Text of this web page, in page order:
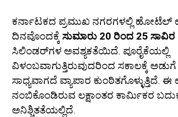
ಕರ್ನಾಟಕದ ಪ್ರಮುಖ ನಗರಗಳಲ್ಲಿ ಹೋಟೆಲ್
ದಿನವೊಂದಕ್ಕೆ ಸುಮಾರು 20 ರಿಂದ 25 ಸಾವಿರ
ಸಿಲಿಂಡರ್‌ಗಳ ಅವಶ್ಯಕತೆಯಿದೆ. ಪೂರೈಕೆಯಲ್ಲಿ
ವಿಳಂಬವಾಗುತ್ತಿರುವುದರಿಂದ ಸಕಾಲಕ್ಕೆ
ಸಾಧ್ಯವಾಗದೆ ವ್ಯಾಪಾರ ಕುಂಠಿತಗೊಳ್ಳುತ್ತಿದೆ.
ನಂಬಿಕೊಂಡಿರುವ ಲಕ್ಷಾಂತರ ಕಾರ್ಮಿಕರ
ಅನಿಶ್ಚಿತತೆಯಲ್ಲಿದೆ.